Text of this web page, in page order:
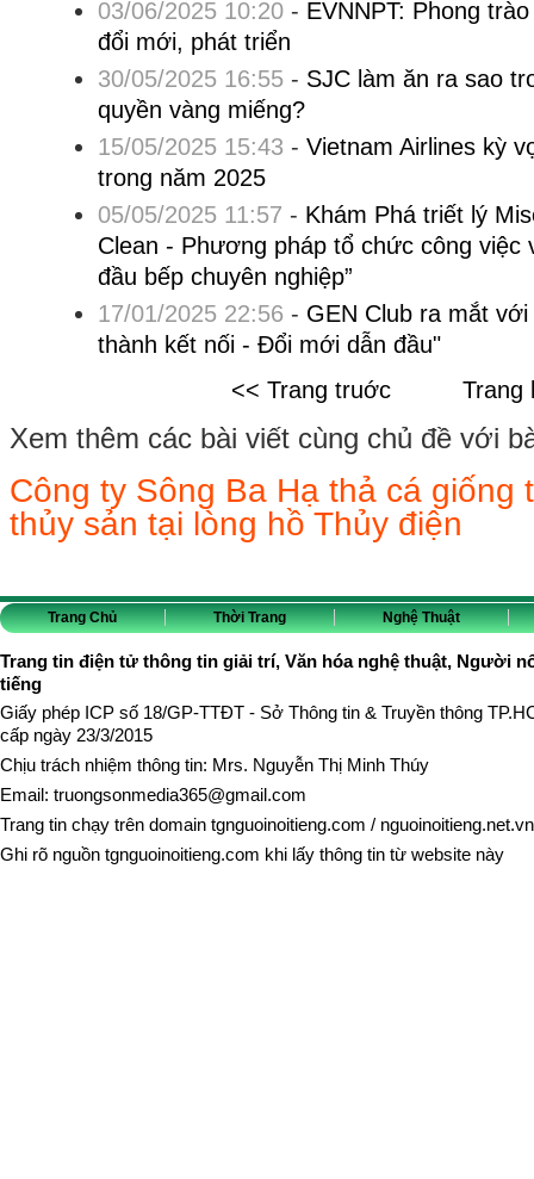
03/06/2025 10:20- EVNNPT: Phong
đổi mới, phát triển
30/05/2025 16:55- SJC làm ăn ra sao
quyền vàng miếng?
15/05/2025 15:43 - Vietnam Airlines kỳ
trong năm 2025
05/05/2025 11:57 - Khám Phá triết lý
Clean - Phương pháp tổ chức công việc
đầu bếp chuyên nghiệp”
17/01/2025 22:56 - GEN Club ra mắt
thành kết nối - Đổi mới dẫn đầu"
<< Trang truớc
Trang
Xem thêm các bài viết cùng chủ đề với
Công ty Sông Ba Hạ thả cá giống
thủy sản tại lòng hồ Thủy điện
Trang Chủ Thời Trang Nghệ Thuật
Trang tin điện tử thông tin giải trí, Văn hóa nghệ thuật, Người
tiếng
Giấy phép ICP số 18/GP-TTĐT - Sở Thông tin & Truyền thông
cấp ngày 23/3/2015
Chịu trách nhiệm thông tin: Mrs. Nguyễn Thị Minh Thúy
Email: truongsonmedia365@gmail.com
Trang tin chạy trên domain tgnguoinoitieng.com / nguoinoitieng.net.vn
Ghi rõ nguồn tgnguoinoitieng.com khi lấy thông tin từ website này